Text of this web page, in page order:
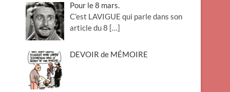
Pour le 8 mars.
C’est LAVIGUE qui parle dans son
article du 8 […]
DEVOIR de MÉMOIRE